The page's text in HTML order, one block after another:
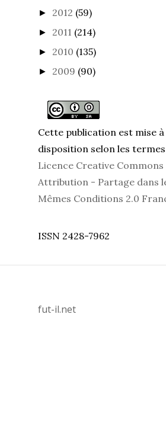
► 2012 (59)
► 2011 (214)
► 2010 (135)
► 2009 (90)
Cette publication est mise à
disposition selon les
Licence Creative Commons
Attribution - Partage dans
Mêmes Conditions 2.0
ISSN 2428-7962
fut-il.net